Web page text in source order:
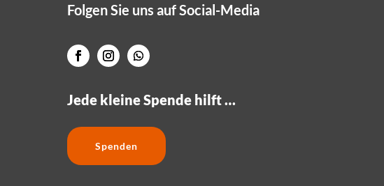
Folgen Sie uns auf Social-Media
Jede kleine Spende hilft …
Spenden